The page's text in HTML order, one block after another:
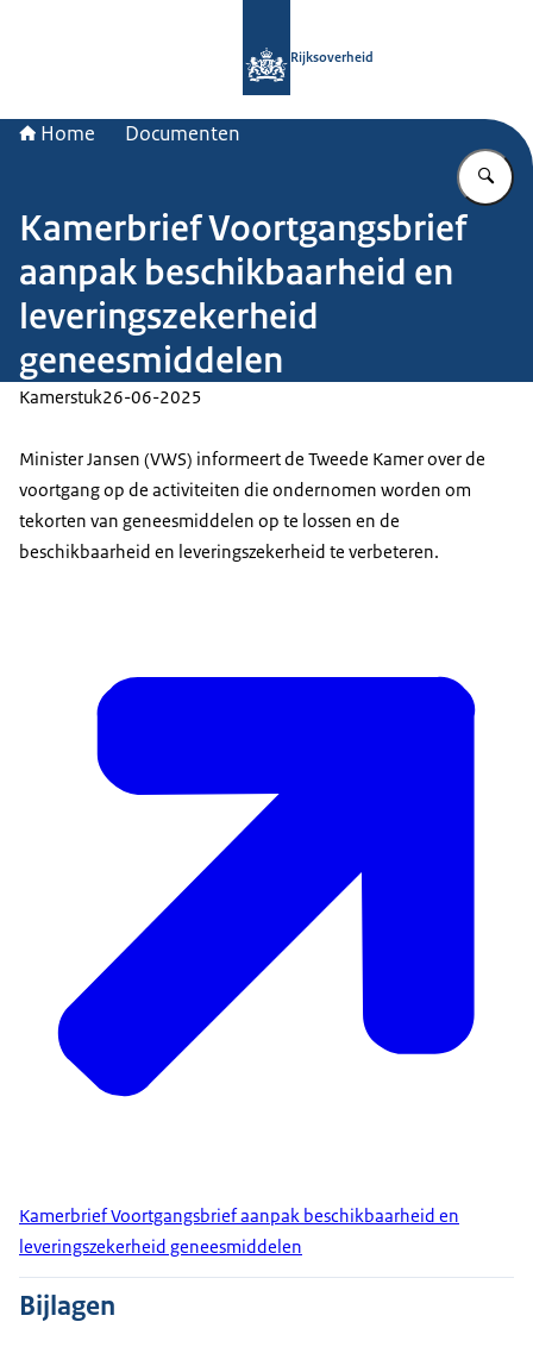
Rijksoverheid
Home Documenten
Kamerbrief Voortgangsbrief
aanpak beschikbaarheid en
leveringszekerheid
geneesmiddelen
Kamerstuk26-06-2025
Minister Jansen (VWS) informeert de Tweede Kamer over de
voortgang op de activiteiten die ondernomen worden om
tekorten van geneesmiddelen op te lossen en de
beschikbaarheid en leveringszekerheid te verbeteren.
Kamerbrief Voortgangsbrief aanpak beschikbaarheid en
leveringszekerheid geneesmiddelen
Bijlagen